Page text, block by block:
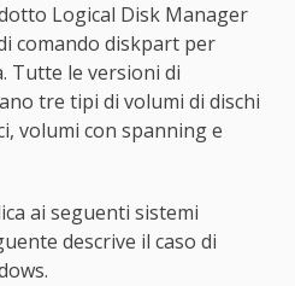
Logical Disk Manager
comando diskpart per
Tutte le versioni di
tre tipi di volumi di dischi
volumi con spanning e
ai seguenti sistemi
descrive il caso di